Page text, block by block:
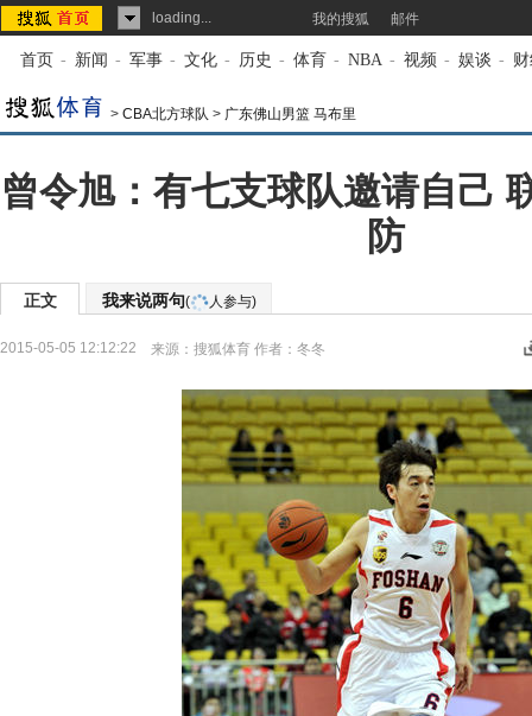
loading... 我的搜狐 邮件
首页 - 新闻 - 军事 - 文化 - 历史 - 体育 - NBA - 视频 - 娱谈 -
> CBA北方球队 > 广东佛山男篮 马布里
曾令旭：有七支球队邀请自己
防
正文 我来说两句( 人参与)
2015-05-05 12:12:22 来源： 搜狐体育 作者：冬冬